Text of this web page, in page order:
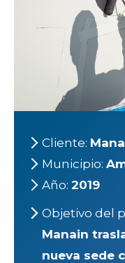
Cliente:
Municipio:
Año: 2019
Objetivo del
Manain
nueva sede